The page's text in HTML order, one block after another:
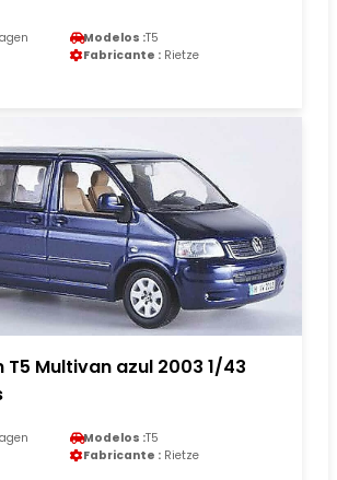
Modelos :T5
Fabricante : Rietze
T5 Multivan azul 2003 1/43
Modelos :T5
Fabricante : Rietze